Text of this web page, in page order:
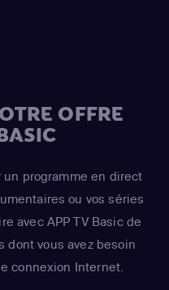
OFFRE
programme en direct
ou vos séries
avec APP TV Basic de
dont vous avez besoin
connexion Internet.